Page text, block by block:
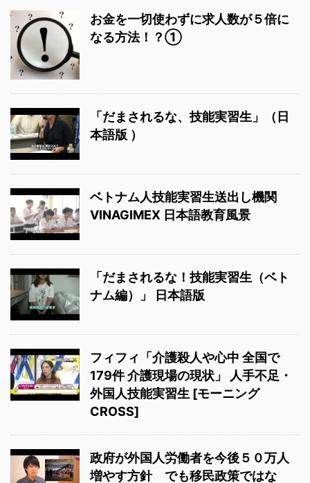
お金を一切使わずに求人数が５倍に
なる方法！？①
「だまされるな、技能実習生」（日
本語版 ）
ベトナム人技能実習生送出し機関
VINAGIMEX 日本語教育風景
「だまされるな！技能実習生（ベト
ナム編）」 日本語版
フィフィ「介護殺人や心中 全国で
179件 介護現場の現状」 人手不足・
外国人技能実習生 [モーニング
CROSS]
政府が外国人労働者を今後５０万人
増やす方針 でも移民政策ではな